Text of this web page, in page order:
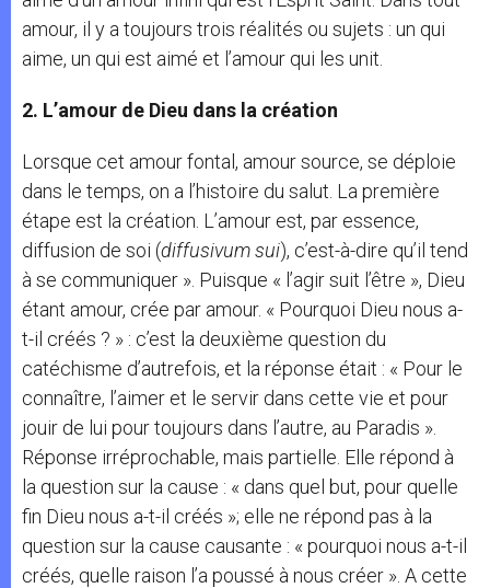
amour, il y a toujours trois réalités ou sujets : un qui
aime, un qui est aimé et l’amour qui les unit.
2. L’amour de Dieu dans la création
Lorsque cet amour fontal, amour source, se déploie
dans le temps, on a l’histoire du salut. La première
étape est la création. L’amour est, par essence,
diffusion de soi (diffusivum sui), c’est-à-dire qu’il tend
à se communiquer ». Puisque « l’agir suit l’être », Dieu
étant amour, crée par amour. « Pourquoi Dieu nous a-
t-il créés ? » : c’est la deuxième question du
catéchisme d’autrefois, et la réponse était : « Pour le
connaître, l’aimer et le servir dans cette vie et pour
jouir de lui pour toujours dans l’autre, au Paradis ».
Réponse irréprochable, mais partielle. Elle répond à
la question sur la cause : « dans quel but, pour quelle
fin Dieu nous a-t-il créés »; elle ne répond pas à la
question sur la cause causante : « pourquoi nous a-t-il
créés, quelle raison l’a poussé à nous créer ». A cette